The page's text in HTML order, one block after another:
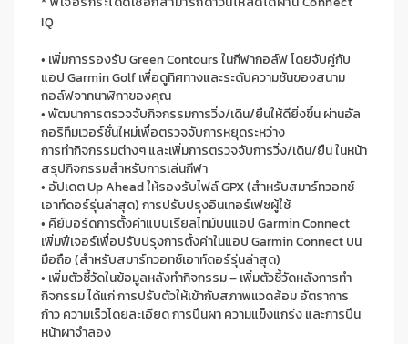
IQ
• เพิ่มการรองรับGreen Contoursในกีฬากอล์ฟโดยจับคู่กับ
แอปGarmin Golfเพื่อดูทิศทางและระดับความชันของสนาม
กอล์ฟจากนาฬิกาของคุณ
•พัฒนาการตรวจจับกิจกรรมการวิ่ง/เดิน/ยืนให้ดียิ่งขึ้นผ่านอัล
กอริทึมเวอร์ชั่นใหม่เพื่อตรวจจับการหยุดระหว่าง
การทำกิจกรรมต่างๆ และเพิ่มการตรวจจับการวิ่ง/เดิน/ยืน ในหน้า
สรุปกิจกรรมสำหรับการเล่นกีฬา
• อัปเดตUp Aheadให้รองรับไฟล์GPX(สำหรับสมาร์ทวอทช์
เอาท์ดอร์รุ่นล่าสุด)การปรับปรุงอินเทอร์เฟซผู้ใช้
• คีย์บอร์ดการตั้งค่าแบบเรียลไทม์บนแอปGarmin Connect
เพิ่มฟีเจอร์เพื่อปรับปรุงการตั้งค่าในแอปGarmin Connectบน
มือถือ(สำหรับสมาร์ทวอทช์เอาท์ดอร์รุ่นล่าสุด)
• เพิ่มตัวชี้วัดในข้อมูลหลังทำกิจกรรม – เพิ่มตัวชี้วัดหลังการทำ
กิจกรรม ได้แก่ การปรับตัวให้เข้ากับสภาพแวดล้อมอัตราการ
ก้าว ความเร็วโดยละเอียด การปีนผาความแข็งแกร่งและการปีน
หน้าผาจำลอง